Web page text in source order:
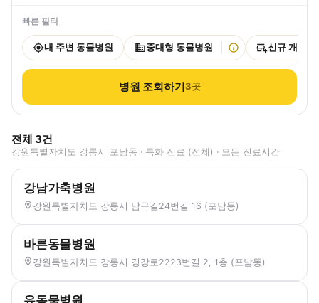
빠른 필터
내 주변 동물병원 중대형 동물병원 신규 개원
병원 조회하기3곳
전체 3건
강원특별자치도 강릉시 포남동 · 특화 진료 (전체) · 모든 진료시간
강남가축병원
강원특별자치도 강릉시 남구길24번길 16 (포남동)
바른동물병원
강원특별자치도 강릉시 경강로2223번길 2, 1층 (포남동)
유동물병원